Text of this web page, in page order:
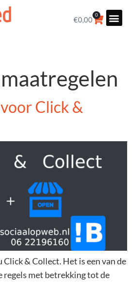
€0,00
0
Click &
& Collect. Het is een van de
regels met betrekking tot de